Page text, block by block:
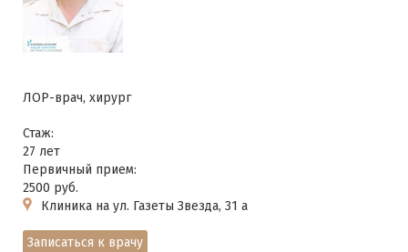
ЛОР-врач, хирург
Стаж:
27 лет
Первичный прием:
2500 руб.
Клиника на ул. Газеты Звезда, 31 а
Записаться к врачу